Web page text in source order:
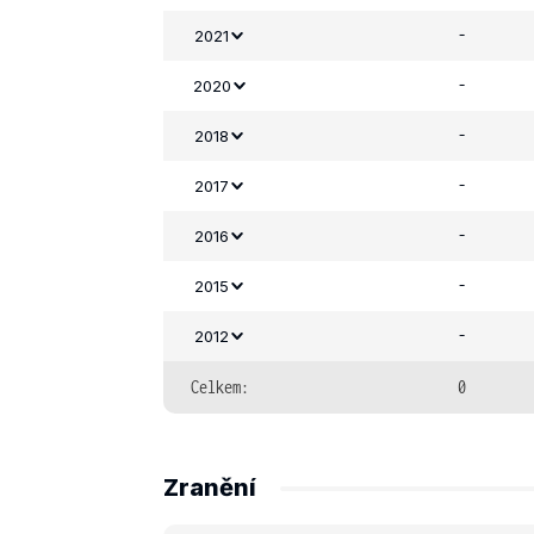
2021 -
2020 -
2018 -
2017 -
2016 -
2015 -
2012 -
Celkem: 0
Zranění